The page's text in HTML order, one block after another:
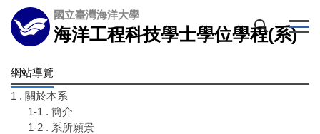
跳
到
主
內
容
國立臺灣海洋大學
海洋工程科技學士學位學程(系)
網站導覽
1 . 關於本系
1-1 . 簡介
1-2 . 系所願景